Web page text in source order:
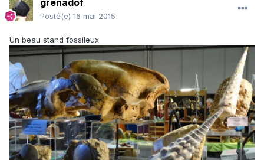
grenadof
Posté(e) 16 mai 2015
Un beau stand fossileux